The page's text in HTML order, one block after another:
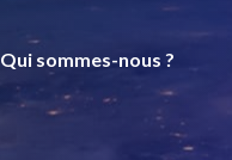
Qui sommes-nous ?